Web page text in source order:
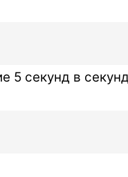
5 секунд в